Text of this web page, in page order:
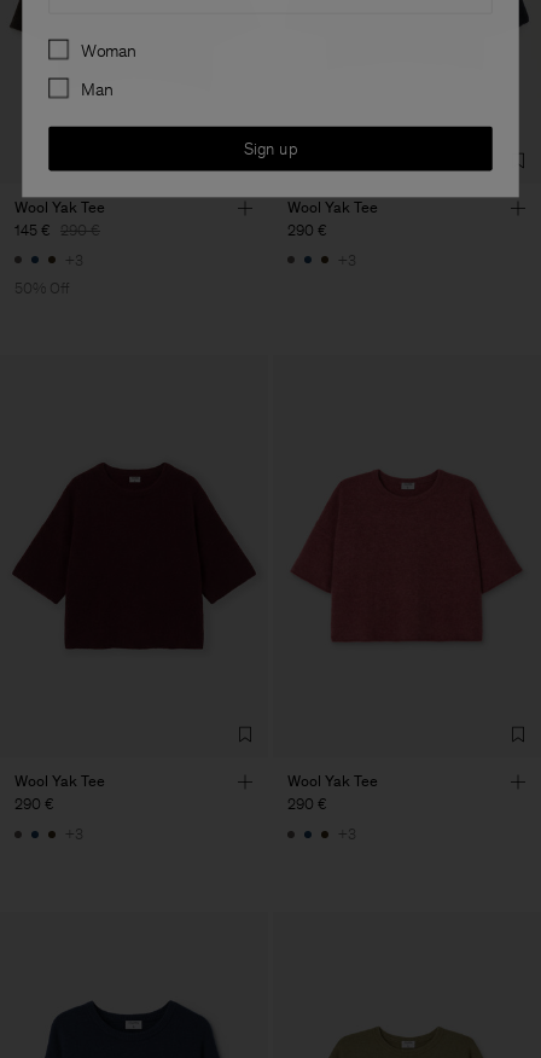
Wool Yak Tee
145 € 290 €
+3
50% Off
Wool Yak Tee
290 €
+3
Wool Yak Tee
290 €
+3
Wool Yak Tee
290 €
+3
Preferences
Woman
Man
Sign up